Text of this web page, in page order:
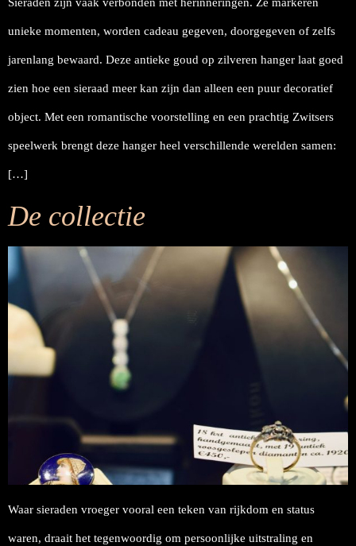
unieke momenten, worden cadeau gegeven, doorgegeven of zelfs
jarenlang bewaard. Deze antieke goud op zilveren hanger laat goed
zien hoe een sieraad meer kan zijn dan alleen een puur decoratief
object. Met een romantische voorstelling en een prachtig Zwitsers
speelwerk brengt deze hanger heel verschillende werelden samen:
[…]
De collectie
Waar sieraden vroeger vooral een teken van rijkdom en status
waren, draait het tegenwoordig om persoonlijke uitstraling en